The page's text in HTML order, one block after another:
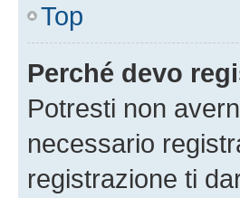
Top
Perché devo
Potresti non
necessario
registrazione ti